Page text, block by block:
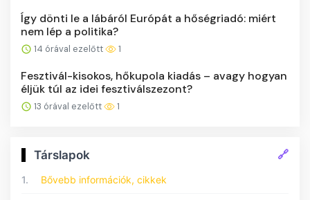
Így dönti le a lábáról Európát a hőségriadó: miért
nem lép a politika?
14 órával ezelőtt 1
Fesztivál-kisokos, hőkupola kiadás – avagy hogyan
éljük túl az idei fesztiválszezont?
13 órával ezelőtt 1
Társlapok 🔗
1. Bővebb információk, cikkek